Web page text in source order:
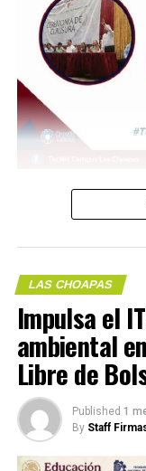
Me gusta esto:
LAS CHOAPAS
Impulsa el
ambiental
Libre de
Published 1
By Staff